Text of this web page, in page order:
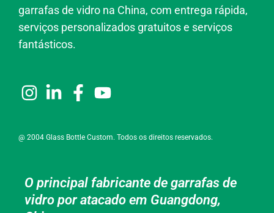
garrafas de vidro na China, com entrega rápida,
serviços personalizados gratuitos e serviços
fantásticos.
@ 2004 Glass Bottle Custom. Todos os direitos reservados.
O principal fabricante de garrafas de
vidro por atacado em Guangdong,